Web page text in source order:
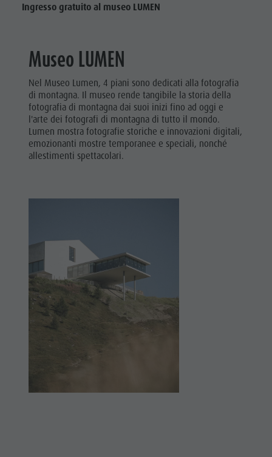
Ingresso gratuito al museo LUMEN
Museo LUMEN
Nel Museo Lumen, 4 piani sono dedicati alla fotografia
di montagna. Il museo rende tangibile la storia della
fotografia di montagna dai suoi inizi fino ad oggi e
l'arte dei fotografi di montagna di tutto il mondo.
Lumen mostra fotografie storiche e innovazioni digitali,
emozionanti mostre temporanee e speciali, nonché
allestimenti spettacolari.